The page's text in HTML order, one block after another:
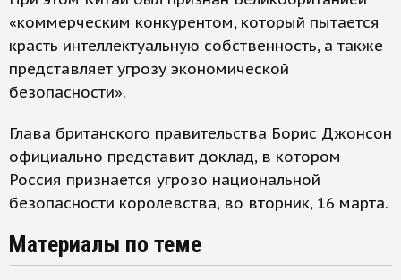
«коммерческим конкурентом, который пытается
красть интеллектуальную собственность, а также
представляет угрозу экономической
безопасности».
Глава британского правительства Борис Джонсон
официально представит доклад, в котором
Россия признается угрозо национальной
безопасности королевства, во вторник, 16 марта.
Материалы по теме